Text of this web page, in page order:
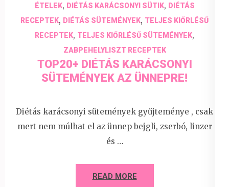
ÉTELEK, DIÉTÁS KARÁCSONYI SÜTIK, DIÉTÁS
RECEPTEK, DIÉTÁS SÜTEMÉNYEK, TELJES KIŐRLÉSŰ
RECEPTEK, TELJES KIŐRLÉSŰ SÜTEMÉNYEK,
ZABPEHELYLISZT RECEPTEK
TOP20+ DIÉTÁS KARÁCSONYI
SÜTEMÉNYEK AZ ÜNNEPRE!
Diétás karácsonyi sütemények gyűjteménye , csak
mert nem múlhat el az ünnep bejgli, zserbó, linzer
és …
READ MORE